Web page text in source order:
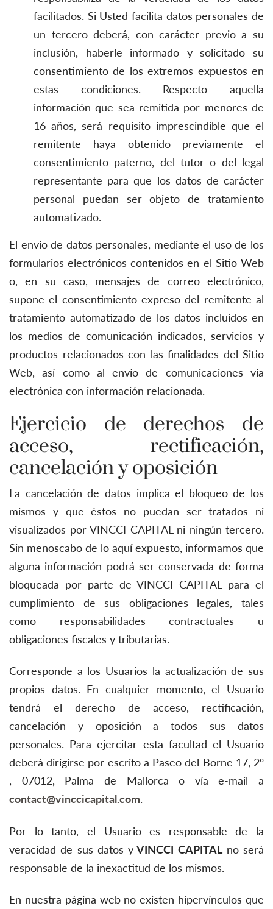
facilitados. Si Usted facilita datos personales de
un tercero deberá, con carácter previo a su
inclusión, haberle informado y solicitado su
consentimiento de los extremos expuestos en
estas condiciones. Respecto aquella
información que sea remitida por menores de
16 años, será requisito imprescindible que el
remitente haya obtenido previamente el
consentimiento paterno, del tutor o del legal
representante para que los datos de carácter
personal puedan ser objeto de tratamiento
automatizado.
El envío de datos personales, mediante el uso de los
formularios electrónicos contenidos en el Sitio Web
o, en su caso, mensajes de correo electrónico,
supone el consentimiento expreso del remitente al
tratamiento automatizado de los datos incluidos en
los medios de comunicación indicados, servicios y
productos relacionados con las finalidades del Sitio
Web, así como al envío de comunicaciones vía
electrónica con información relacionada.
Ejercicio de derechos de
acceso, rectificación,
cancelación y oposición
La cancelación de datos implica el bloqueo de los
mismos y que éstos no puedan ser tratados ni
visualizados por VINCCI CAPITAL ni ningún tercero.
Sin menoscabo de lo aquí expuesto, informamos que
alguna información podrá ser conservada de forma
bloqueada por parte de VINCCI CAPITAL para el
cumplimiento de sus obligaciones legales, tales
como responsabilidades contractuales u
obligaciones fiscales y tributarias.
Corresponde a los Usuarios la actualización de sus
propios datos. En cualquier momento, el Usuario
tendrá el derecho de acceso, rectificación,
cancelación y oposición a todos sus datos
personales. Para ejercitar esta facultad el Usuario
deberá dirigirse por escrito a Paseo del Borne 17, 2º
, 07012, Palma de Mallorca o vía e-mail a
contact@vinccicapital.com.
Por lo tanto, el Usuario es responsable de la
veracidad de sus datos y VINCCI CAPITALno será
responsable de la inexactitud de los mismos.
En nuestra página web no existen hipervínculos que